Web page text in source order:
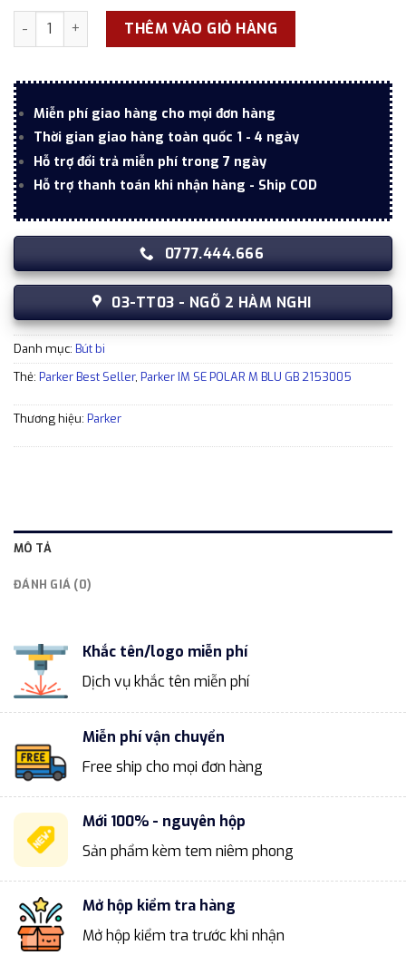
Bút ký tên Parker IM SE POLAR M BLU GB 2153005 số lượng
THÊM VÀO GIỎ HÀNG
Miễn phí giao hàng cho mọi đơn hàng
Thời gian giao hàng toàn quốc 1 - 4 ngày
Hỗ trợ đổi trả miễn phí trong 7 ngày
Hỗ trợ thanh toán khi nhận hàng - Ship COD
0777.444.666
03-TT03 - NGÕ 2 HÀM NGHI
Danh mục: Bút bi
Thẻ: Parker Best Seller, Parker IM SE POLAR M BLU GB 2153005
Thương hiệu: Parker
MÔ TẢ
ĐÁNH GIÁ (0)
Khắc tên/logo miễn phí
Dịch vụ khắc tên miễn phí
Miễn phí vận chuyển
Free ship cho mọi đơn hàng
Mới 100% - nguyên hộp
Sản phẩm kèm tem niêm phong
Mở hộp kiểm tra hàng
Mở hộp kiểm tra trước khi nhận